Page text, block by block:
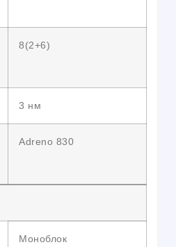
8(2+6)
3 нм
Adreno 830
Моноблок